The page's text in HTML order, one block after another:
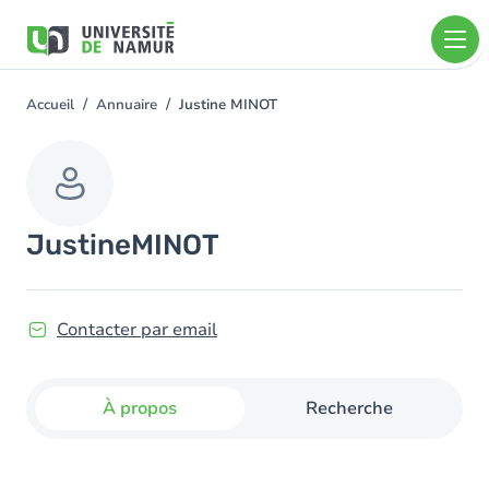
contenu
You
Accueil Annuaire Justine MINOT
JustineMINOT
Contacter par email
À propos Recherche